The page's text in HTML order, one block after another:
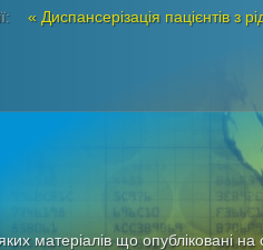
« Диспансерізація пацієнтів з
матеріалів що опубліковані